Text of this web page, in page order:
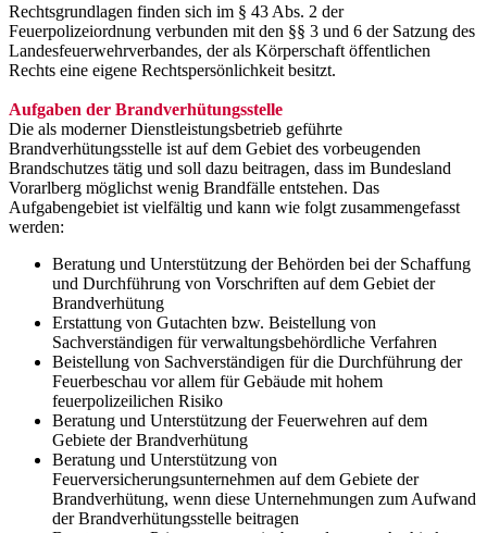
Rechtsgrundlagen finden sich im § 43 Abs. 2 der
Feuerpolizeiordnung verbunden mit den §§ 3 und 6 der Satzung des
Landesfeuerwehrverbandes, der als Körperschaft öffentlichen
Rechts eine eigene Rechtspersönlichkeit besitzt.
Aufgaben der Brandverhütungsstelle
Die als moderner Dienstleistungsbetrieb geführte
Brandverhütungsstelle ist auf dem Gebiet des vorbeugenden
Brandschutzes tätig und soll dazu beitragen, dass im Bundesland
Vorarlberg möglichst wenig Brandfälle entstehen. Das
Aufgabengebiet ist vielfältig und kann wie folgt zusammengefasst
werden:
Beratung und Unterstützung der Behörden bei der Schaffung
und Durchführung von Vorschriften auf dem Gebiet der
Brandverhütung
Erstattung von Gutachten bzw. Beistellung von
Sachverständigen für verwaltungsbehördliche Verfahren
Beistellung von Sachverständigen für die Durchführung der
Feuerbeschau vor allem für Gebäude mit hohem
feuerpolizeilichen Risiko
Beratung und Unterstützung der Feuerwehren auf dem
Gebiete der Brandverhütung
Beratung und Unterstützung von
Feuerversicherungsunternehmen auf dem Gebiete der
Brandverhütung, wenn diese Unternehmungen zum Aufwand
der Brandverhütungsstelle beitragen